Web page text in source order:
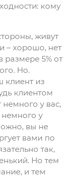
кому
живут
– хорошо, нет
размере 5% от
Но.
клиент из
клиентом
немного у вас,
немного у
вы не
вами по
так,
Но тем
и тем